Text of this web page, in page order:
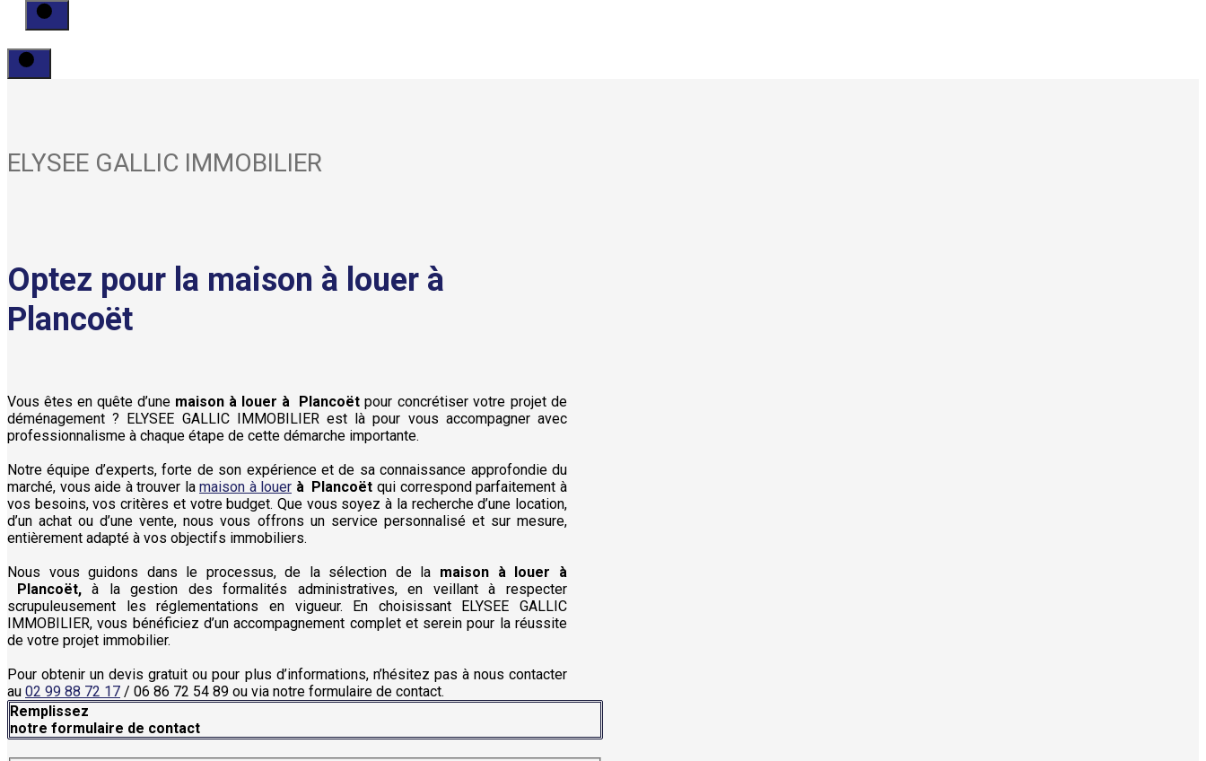
ELYSEE GALLIC IMMOBILIER
Optez pour la maison à louer à
Plancoët
Vous êtes en quête d’une maison à louer à Plancoët pour concrétiser votre projet de
déménagement ? ELYSEE GALLIC IMMOBILIER est là pour vous accompagner avec
professionnalisme à chaque étape de cette démarche importante.
Notre équipe d’experts, forte de son expérience et de sa connaissance approfondie du
marché, vous aide à trouver la maison à louer à Plancoët qui correspond parfaitement à
vos besoins, vos critères et votre budget. Que vous soyez à la recherche d’une location,
d’un achat ou d’une vente, nous vous offrons un service personnalisé et sur mesure,
entièrement adapté à vos objectifs immobiliers.
Nous vous guidons dans le processus, de la sélection de la maison à louer à
Plancoët, à la gestion des formalités administratives, en veillant à respecter
scrupuleusement les réglementations en vigueur. En choisissant ELYSEE GALLIC
IMMOBILIER, vous bénéficiez d’un accompagnement complet et serein pour la réussite
de votre projet immobilier.
Pour obtenir un devis gratuit ou pour plus d’informations, n’hésitez pas à nous contacter
au 02 99 88 72 17 / 06 86 72 54 89 ou via notre formulaire de contact.
Remplissez
notre formulaire de contact